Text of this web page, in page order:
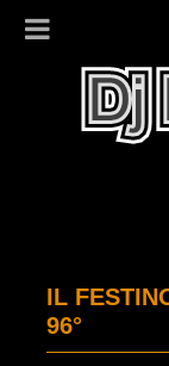
IL FESTINO DI GIGI DE MARTINO –
96°